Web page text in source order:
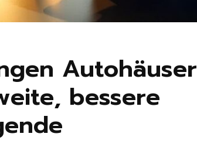
Autohäuser
bessere